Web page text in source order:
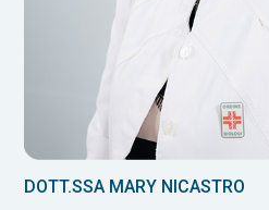
DOTT.SSA MARY NICASTRO